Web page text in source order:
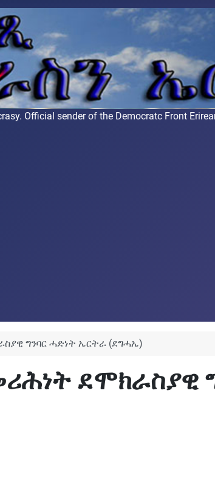
sender of the Democratc Front
ግንባር ሓድነት ኤርትራ (ደግሓኤ)
ደሞክራስያዊ